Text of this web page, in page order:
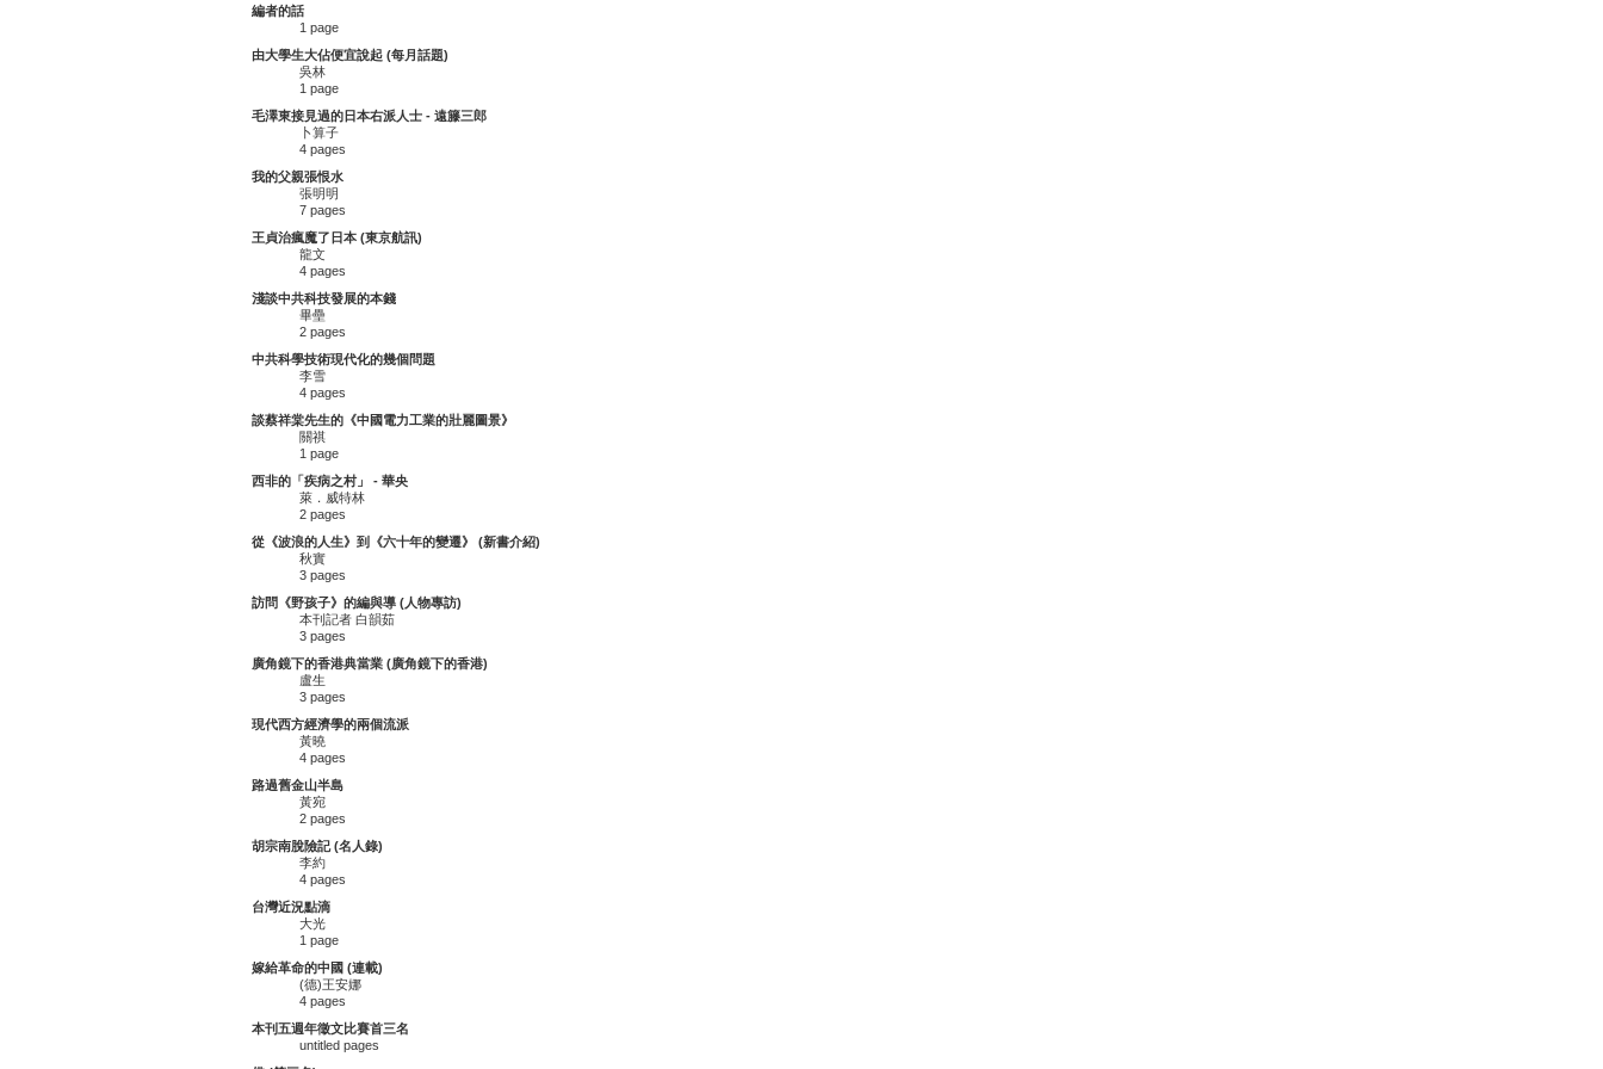
編者的話
1 page
由大學生大佔便宜說起 (每月話題)
吳林
1 page
毛澤東接見過的日本右派人士 - 遠籐三郎
卜算子
4 pages
我的父親張恨水
張明明
7 pages
王貞治瘋魔了日本 (東京航訊)
龍文
4 pages
淺談中共科技發展的本錢
畢壘
2 pages
中共科學技術現代化的幾個問題
李雪
4 pages
談蔡祥棠先生的《中國電力工業的壯麗圖景》
關祺
1 page
西非的「疾病之村」 - 華央
萊．威特林
2 pages
從《波浪的人生》到《六十年的變遷》 (新書介紹)
秋實
3 pages
訪問《野孩子》的編與導 (人物專訪)
本刊記者 白韻茹
3 pages
廣角鏡下的香港典當業 (廣角鏡下的香港)
盧生
3 pages
現代西方經濟學的兩個流派
黃曉
4 pages
路過舊金山半島
黃宛
2 pages
胡宗南脫險記 (名人錄)
李約
4 pages
台灣近況點滴
大光
1 page
嫁給革命的中國 (連載)
(德)王安娜
4 pages
本刊五週年徵文比賽首三名
untitled pages